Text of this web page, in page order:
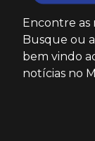
Encontre as
Busque ou
bem vindo
notícias no